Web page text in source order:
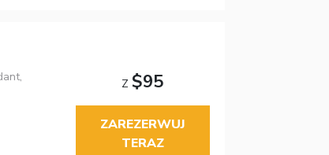
Z$95
ZAREZERWUJ
TERAZ